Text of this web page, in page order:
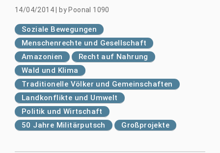
14/04/2014 by Poonal 1090
Soziale Bewegungen
Menschenrechte und Gesellschaft
Amazonien
Recht auf Nahrung
Wald und Klima
Traditionelle Völker und Gemeinschaften
Landkonflikte und Umwelt
Politik und Wirtschaft
50 Jahre Militärputsch
Großprojekte